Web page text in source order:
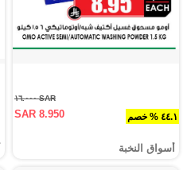
٤٤.١ % خصم
SAR ١٦.٠٠٠
SAR 8.950
أسواق النخبة